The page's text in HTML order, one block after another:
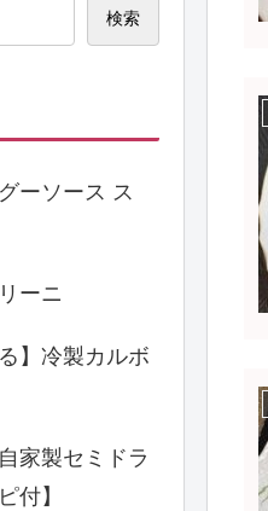
検索
ーソース ス
ーニ
】冷製カルボ
家製セミドラ
付】